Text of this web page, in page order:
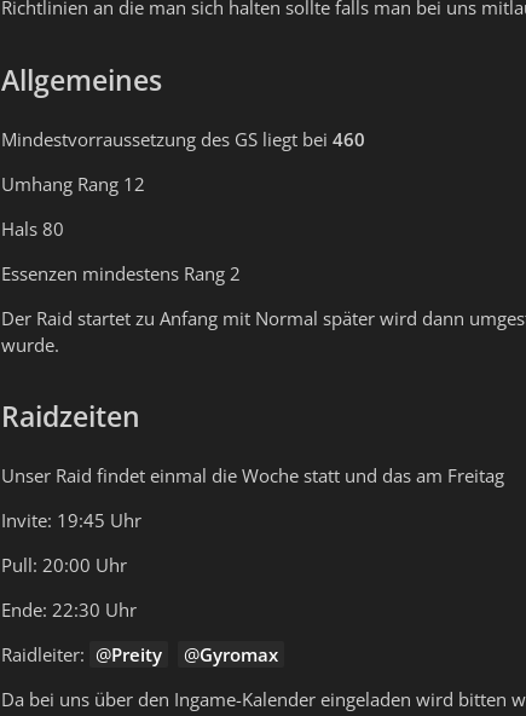
Richtlinien an die man sich halten sollte falls man bei uns
Allgemeines
Mindestvorraussetzung des GS liegt bei 460
Umhang Rang 12
Hals 80
Essenzen mindestens Rang 2
Der Raid startet zu Anfang mit Normal später wird dann
wurde.
Raidzeiten
Unser Raid findet einmal die Woche statt und das am Freitag
Invite: 19:45 Uhr
Pull: 20:00 Uhr
Ende: 22:30 Uhr
Raidleiter:
Preity
Gyromax
Da bei uns über den Ingame-Kalender eingeladen wird bitten